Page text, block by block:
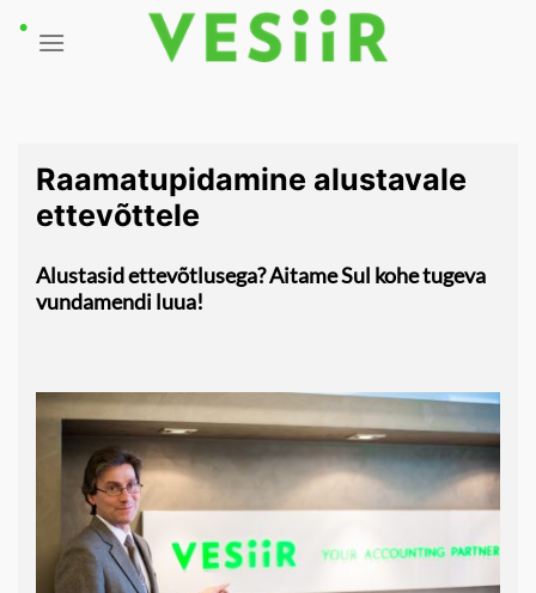
Raamatupidamine alustavale
ettevõttele
Alustasid ettevõtlusega? Aitame Sul kohe tugeva
vundamendi luua!